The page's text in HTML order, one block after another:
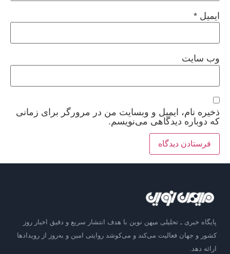
ایمیل *
وب‌ سایت
ذخیره نام، ایمیل و وبسایت من در مرورگر برای زمانی
که دوباره دیدگاهی می‌نویسم.
پایگاه خبری ـ تحلیلی میهن نوین با هدف انتشار سریع و دقیق اخبار روز
کشور و جهان فعالیت می‌کند و می‌کوشد روایتی امین و به‌روز از رویدادها
ارائه دهد.